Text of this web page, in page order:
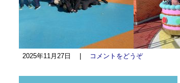
2025年11月27日 コメントをどうぞ